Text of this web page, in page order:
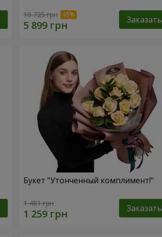
10 725 грн Заказать
Букет "Утонченный комплимент!"
1 481 грн Заказать